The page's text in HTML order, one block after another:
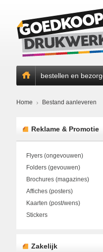
bestellen en
Home Bestand aanleveren
Reklame & Promotie
Flyers (ongevouwen)
Folders (gevouwen)
Brochures (magazines)
Affiches (posters)
Kaarten (post/wens)
Stickers
Zakelijk